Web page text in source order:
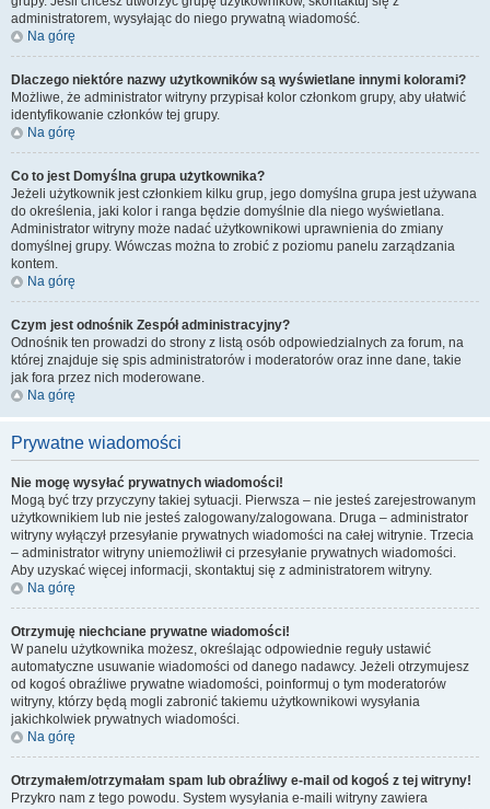
administratorem, wysyłając do niego prywatną wiadomość.
Na górę
Dlaczego niektóre nazwy użytkowników są wyświetlane innymi kolorami?
Możliwe, że administrator witryny przypisał kolor członkom grupy, aby ułatwić
identyfikowanie członków tej grupy.
Na górę
Co to jest Domyślna grupa użytkownika?
Jeżeli użytkownik jest członkiem kilku grup, jego domyślna grupa jest używana
do określenia, jaki kolor i ranga będzie domyślnie dla niego wyświetlana.
Administrator witryny może nadać użytkownikowi uprawnienia do zmiany
domyślnej grupy. Wówczas można to zrobić z poziomu panelu zarządzania
kontem.
Na górę
Czym jest odnośnik Zespół administracyjny?
Odnośnik ten prowadzi do strony z listą osób odpowiedzialnych za forum, na
której znajduje się spis administratorów i moderatorów oraz inne dane, takie
jak fora przez nich moderowane.
Na górę
Prywatne wiadomości
Nie mogę wysyłać prywatnych wiadomości!
Mogą być trzy przyczyny takiej sytuacji. Pierwsza – nie jesteś zarejestrowanym
użytkownikiem lub nie jesteś zalogowany/zalogowana. Druga – administrator
witryny wyłączył przesyłanie prywatnych wiadomości na całej witrynie. Trzecia
– administrator witryny uniemożliwił ci przesyłanie prywatnych wiadomości.
Aby uzyskać więcej informacji, skontaktuj się z administratorem witryny.
Na górę
Otrzymuję niechciane prywatne wiadomości!
W panelu użytkownika możesz, określając odpowiednie reguły ustawić
automatyczne usuwanie wiadomości od danego nadawcy. Jeżeli otrzymujesz
od kogoś obraźliwe prywatne wiadomości, poinformuj o tym moderatorów
witryny, którzy będą mogli zabronić takiemu użytkownikowi wysyłania
jakichkolwiek prywatnych wiadomości.
Na górę
Otrzymałem/otrzymałam spam lub obraźliwy e-mail od kogoś z tej witryny!
Przykro nam z tego powodu. System wysyłania e-maili witryny zawiera